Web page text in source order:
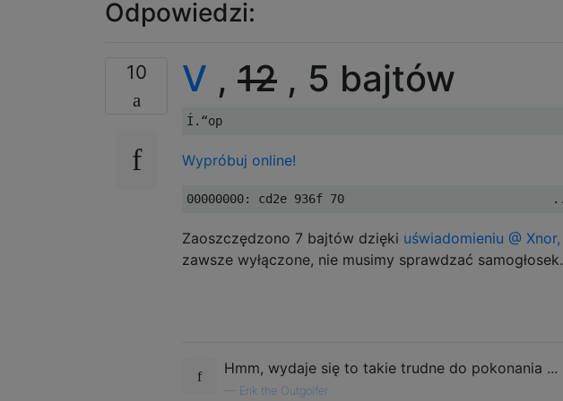
Odpowiedzi:
10 V , 12 , 5 bajtów
Wypróbuj online!
Zaoszczędzono 7 bajtów dzięki uświadomieniu @ Xnor,
zawsze wyłączone, nie musimy sprawdzać samogłosek.
Hmm, wydaje się to takie trudne do pokonania ...
Erik the Outgolfer